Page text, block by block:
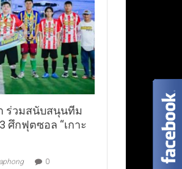
ร่วมสนับสนุนทีม
ศึกฟุตซอล “เกาะ
0